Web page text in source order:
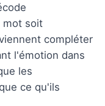
mot soit
compléter
l'émotion dans
les
ce qu'ils